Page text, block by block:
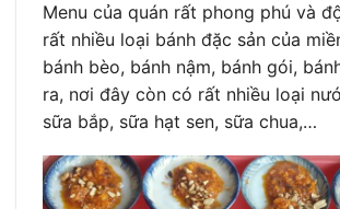
Menu của quán rất phong phú và
rất nhiều loại bánh đặc sản của
bánh bèo, bánh nậm, bánh gói,
ra, nơi đây còn có rất nhiều loại
sữa bắp, sữa hạt sen, sữa chua,…